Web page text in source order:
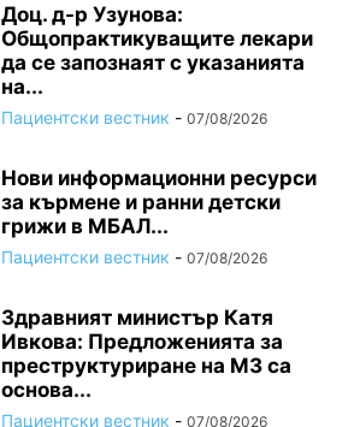
Доц. д-р Узунова:
Общопрактикуващите лекари
да се запознаят с указанията
на...
Пациентски вестник - 07/08/2026
Нови информационни ресурси
за кърмене и ранни детски
грижи в МБАЛ...
Пациентски вестник - 07/08/2026
Здравният министър Катя
Ивкова: Предложенията за
преструктуриране на МЗ са
основа...
Пациентски вестник - 07/08/2026